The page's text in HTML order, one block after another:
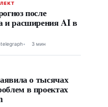
после
и расширения AI в
3 мин
о тысячах
в проектах